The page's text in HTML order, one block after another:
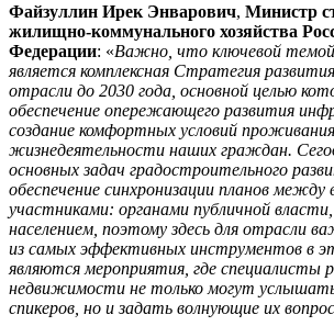
Файзуллин Ирек Энварович, Министр
жилищно-коммунального хозяйства
Федерации: «Важно, что ключевой
является комплексная Стратегия
отрасли до 2030 года, основной целью
обеспечение опережающего развития
создание комфортных условий
жизнедеятельности наших граждан.
основных задач градостроительного
обеспечение синхронизации планов между
участниками: органами публичной
населением, поэтому здесь для отрасли
из самых эффективных инструментов в
являются мероприятия, где специалисты
недвижимости не только могут
спикеров, но и задать волнующие их